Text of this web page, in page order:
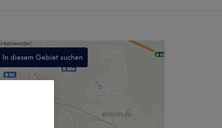
In diesem Gebiet suchen
,